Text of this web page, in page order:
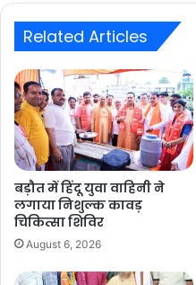
Related Articles
बड़ौत में हिंदू युवा वाहिनी ने
लगाया निशुल्क कावड़
चिकित्सा शिविर
August 6, 2026